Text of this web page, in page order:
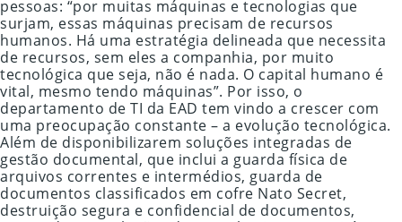
pessoas: “por muitas máquinas e tecnologias que
surjam, essas máquinas precisam de recursos
humanos. Há uma estratégia delineada que necessita
de recursos, sem eles a companhia, por muito
tecnológica que seja, não é nada. O capital humano é
vital, mesmo tendo máquinas”. Por isso, o
departamento de TI da EAD tem vindo a crescer com
uma preocupação constante – a evolução tecnológica.
Além de disponibilizarem soluções integradas de
gestão documental, que inclui a guarda física de
arquivos correntes e intermédios, guarda de
documentos classificados em cofre Nato Secret,
destruição segura e confidencial de documentos,